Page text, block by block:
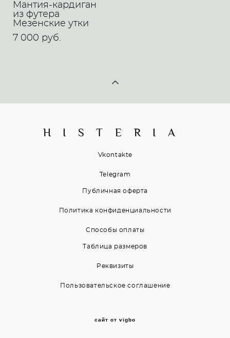
Мантия-кардиган
из футера
Мезенские утки
7 000 pуб.
H I S T E R I A
Vkontakte
Telegram
Публичная оферта
Политика конфиденциальности
Способы оплаты
Таблица размеров
Реквизиты
Пользовательское соглашение
сайт от vigbo